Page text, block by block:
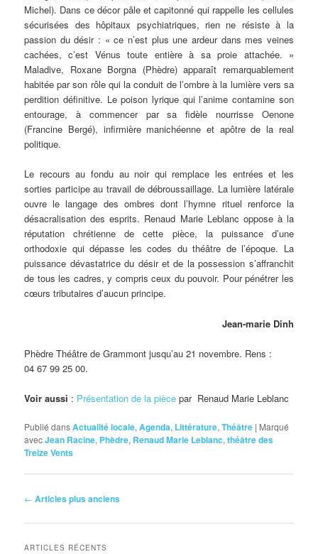
Michel). Dans ce décor pâle et capitonné qui rappelle les cellules
sécurisées des hôpitaux psychiatriques, rien ne résiste à la
passion du désir : « ce n’est plus une ardeur dans mes veines
cachées, c’est Vénus toute entière à sa proie attachée. »
Maladive, Roxane Borgna (Phèdre) apparaît remarquablement
habitée par son rôle qui la conduit de l’ombre à la lumière vers sa
perdition définitive. Le poison lyrique qui l’anime contamine son
entourage, à commencer par sa fidèle nourrisse Oenone
(Francine Bergé), infirmière manichéenne et apôtre de la real
politique.
Le recours au fondu au noir qui remplace les entrées et les
sorties participe au travail de débroussaillage. La lumière latérale
ouvre le langage des ombres dont l’hymne rituel renforce la
désacralisation des esprits. Renaud Marie Leblanc oppose à la
réputation chrétienne de cette pièce, la puissance d’une
orthodoxie qui dépasse les codes du théâtre de l’époque. La
puissance dévastatrice du désir et de la possession s’affranchit
de tous les cadres, y compris ceux du pouvoir. Pour pénétrer les
cœurs tributaires d’aucun principe.
Jean-marie Dinh
Phèdre Théâtre de Grammont jusqu’au 21 novembre. Rens :
04 67 99 25 00.
Voir aussi : Présentation de la pièce par Renaud Marie Leblanc
Publié dansActualité locale,Agenda, Littérature,Théâtre | Marqué
avecJean Racine, Phèdre, Renaud Marie Leblanc,théâtre des
Treize Vents
Navigation
articles
← Articles plus anciens
ARTICLES RÉCENTS